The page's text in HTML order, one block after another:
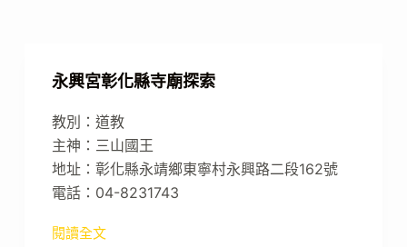
永興宮彰化縣寺廟探索
教別：道教
主神：三山國王
地址：彰化縣永靖鄉東寧村永興路二段162號
電話：04-8231743
閱讀全文